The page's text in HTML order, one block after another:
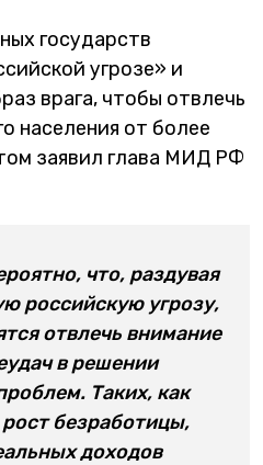
государств
угрозе» и
врага, чтобы отвлечь
населения от более
заявил глава МИД РФ
что, раздувая
российскую угрозу,
отвлечь внимание
в решении
Таких, как
безработицы,
доходов